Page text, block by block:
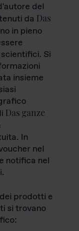
del
da Das
in pieno
Si
insieme
Das ganze
In
nel
notifica nel
prodotti e
si trovano